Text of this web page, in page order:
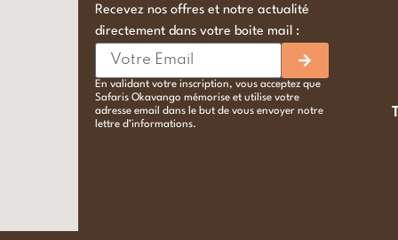
Recevez nos offres et notre actualité
directement dans votre boite mail :
En validant votre inscription, vous acceptez que
Safaris Okavango mémorise et utilise votre
adresse email dans le but de vous envoyer notre
lettre d’informations.